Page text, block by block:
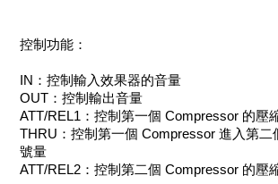
控制功能：
IN：控制輸入效果器的音量
OUT：控制輸出音量
ATT/REL1：控制第一個 Compressor 的壓
THRU：控制第一個 Compressor 進入第二
號量
ATT/REL2：控制第二個 Compressor 的壓